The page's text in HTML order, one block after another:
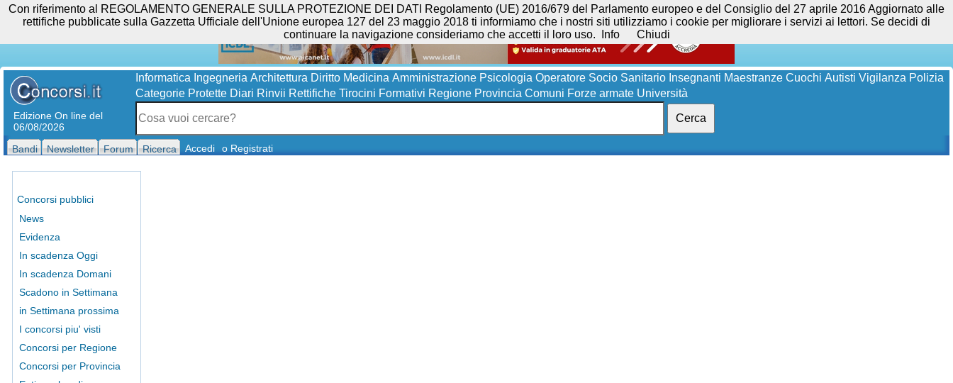
Edizione On line del
06/08/2026
Informatica Ingegneria Architettura Diritto Medicina Amministrazione Psicologia Operatore Socio Sanitario Insegnanti Maestranze Cuochi Autisti Vigilanza Polizia
Categorie Protette Diari Rinvii Rettifiche Tirocini Formativi Regione Provincia Comuni Forze armate Università
Cerca
Bandi Newsletter Forum Ricerca Accedi o Registrati
Concorsi pubblici
News
Evidenza
In scadenza Oggi
In scadenza Domani
Scadono in Settimana
in Settimana prossima
I concorsi piu' visti
Concorsi per Regione
Concorsi per Provincia
Con riferimento al REGOLAMENTO GENERALE SULLA PROTEZIONE DEI DATI Regolamento (UE) 2016/679 del Parlamento europeo e del Consiglio del 27 aprile 2016 Aggiornato alle
rettifiche pubblicate sulla Gazzetta Ufficiale dell'Unione europea 127 del 23 maggio 2018 ti informiamo che i nostri siti utilizziamo i cookie per migliorare i servizi ai lettori. Se decidi di
continuare la navigazione consideriamo che accetti il loro uso.
Info Chiudi